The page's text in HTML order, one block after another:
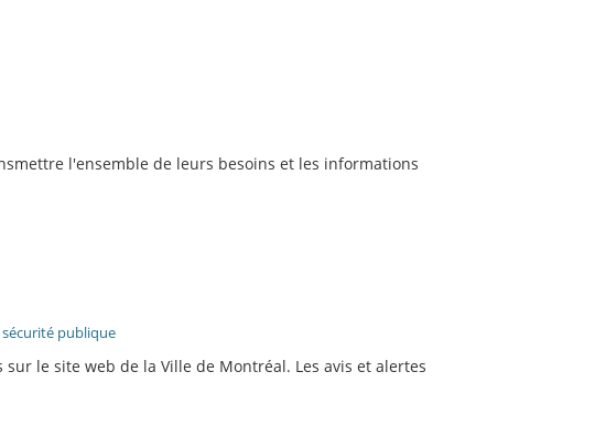
l'ensemble de leurs besoins et les informations
publique
le site web de la Ville de Montréal. Les avis et alertes